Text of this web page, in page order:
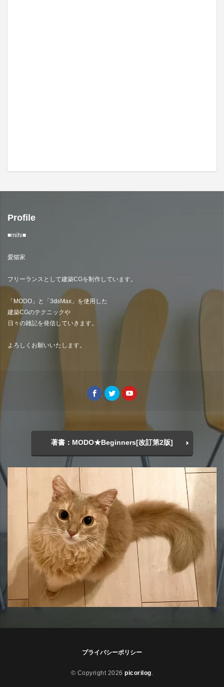
Profile
■mihi■
愛猫家
フリーランスとして建築CGを制作しています。
「MODO」と「3dsMax」を使用した
建築CGのテクニックや
日々の雑記を発信していきます。
よろしくお願いいたします。
著書：MODO★Beginners[改訂第2版]
プライバシーポリシー
© Copyright 2026picorilog.